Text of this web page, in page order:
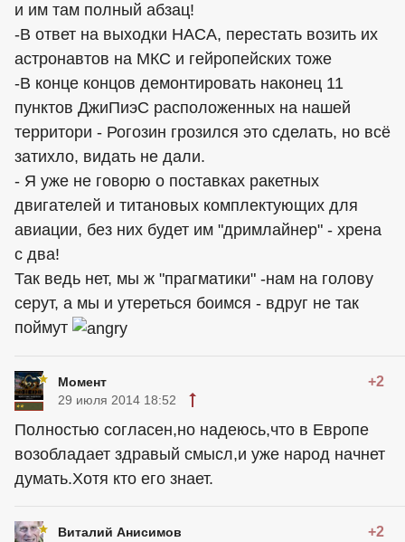
и им там полный абзац!
-В ответ на выходки НАСА, перестать возить их
астронавтов на МКС и гейропейских тоже
-В конце концов демонтировать наконец 11
пунктов ДжиПиэС расположенных на нашей
территори - Рогозин грозился это сделать, но всё
затихло, видать не дали.
- Я уже не говорю о поставках ракетных
двигателей и титановых комплектующих для
авиации, без них будет им "дримлайнер" - хрена
с два!
Так ведь нет, мы ж "прагматики" -нам на голову
серут, а мы и утереться боимся - вдруг не так
поймут
Момент +2
29 июля 2014 18:52
Полностью согласен,но надеюсь,что в Европе
возобладает здравый смысл,и уже народ начнет
думать.Хотя кто его знает.
Виталий Анисимов +2